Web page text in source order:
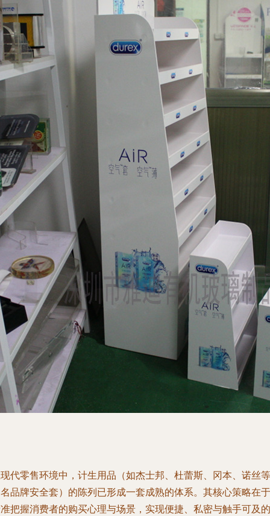
代零售环境中，计生用品（如杰士邦、杜蕾斯、冈本、诺丝等
品牌安全套）的陈列已形成一套成熟的体系。其核心策略在于
把握消费者的购买心理与场景，实现便捷、私密与触手可及的